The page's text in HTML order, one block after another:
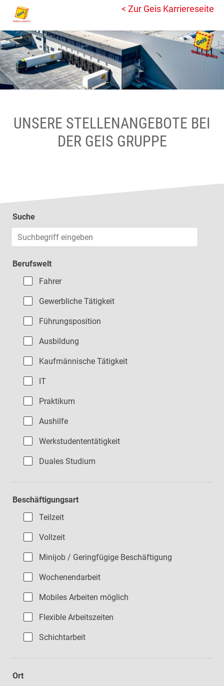
< Zur Geis Karriereseite
UNSERE STELLENANGEBOTE BEI
DER GEIS GRUPPE
Suche
Jobs suchen
Berufswelt
Fahrer
Gewerbliche Tätigkeit
Führungsposition
Ausbildung
Kaufmännische Tätigkeit
IT
Praktikum
Aushilfe
Werkstudententätigkeit
Duales Studium
Beschäftigungsart
Teilzeit
Vollzeit
Minijob / Geringfügige Beschäftigung
Wochenendarbeit
Mobiles Arbeiten möglich
Flexible Arbeitszeiten
Schichtarbeit
Ort